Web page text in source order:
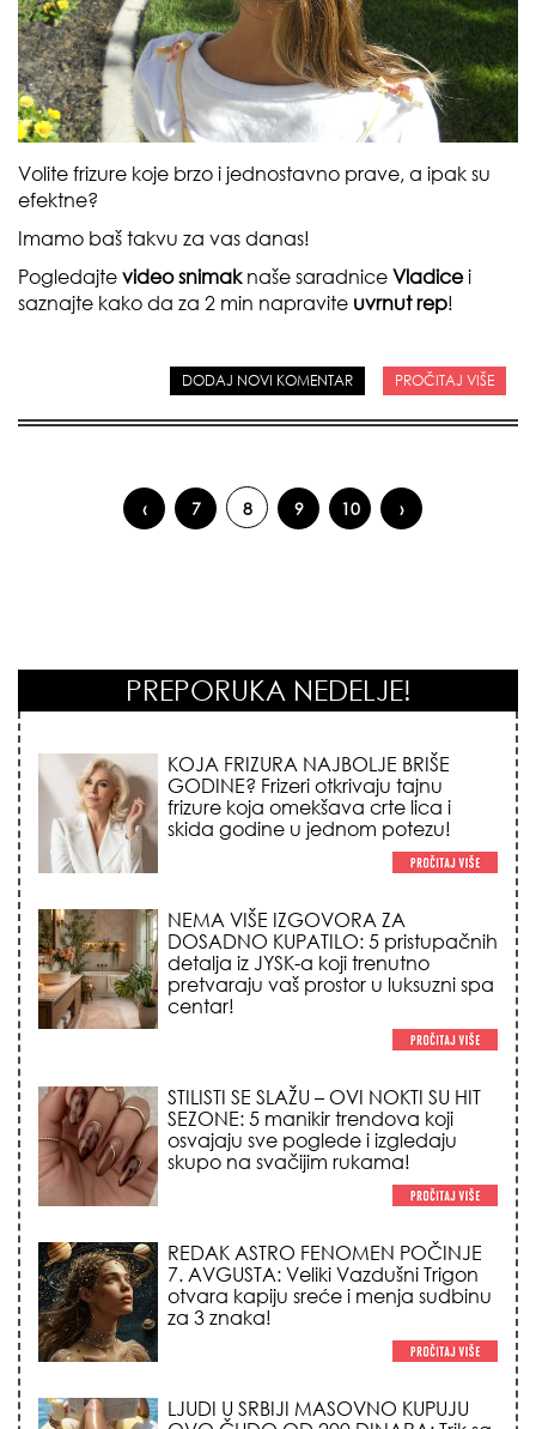
Volite frizure koje brzo i jednostavno prave, a ipak su
efektne?
Imamo baš takvu za vas danas!
Pogledajte video snimak naše saradnice Vladicei
saznajte kako da za 2 min napravite uvrnut rep!
DODAJ NOVI KOMENTAR PROČITAJ VIŠE
Pages ‹ 7 8 9 10 ›
PREPORUKA NEDELJE!
KOJA FRIZURA NAJBOLJE BRIŠE
GODINE? Frizeri otkrivaju tajnu
frizure koja omekšava crte lica i
skida godine u jednom potezu!
NEMA VIŠE IZGOVORA ZA
DOSADNO KUPATILO: 5 pristupačnih
detalja iz JYSK-a koji trenutno
pretvaraju vaš prostor u luksuzni spa
centar!
STILISTI SE SLAŽU – OVI NOKTI SU HIT
SEZONE: 5 manikir trendova koji
osvajaju sve poglede i izgledaju
skupo na svačijim rukama!
REDAK ASTRO FENOMEN POČINJE
7. AVGUSTA: Veliki Vazdušni Trigon
otvara kapiju sreće i menja sudbinu
za 3 znaka!
LJUDI U SRBIJI MASOVNO KUPUJU